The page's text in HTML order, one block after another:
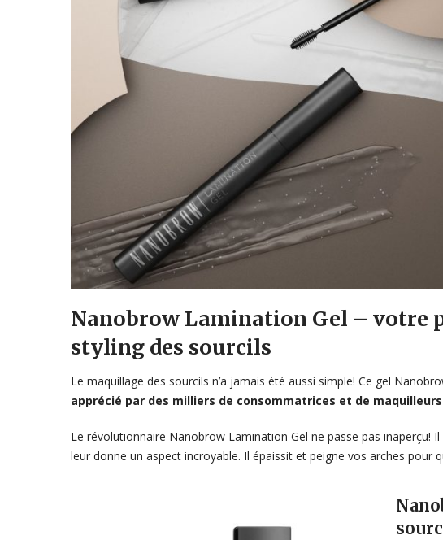
Nanobrow Lamination Gel – votre
styling des sourcils
Le maquillage des sourcils n’a jamais été aussi simple! Ce gel
apprécié par des milliers de consommatrices et de
Le révolutionnaire Nanobrow Lamination Gel ne passe pas inaperçu!
leur donne un aspect incroyable. Il épaissit et peigne vos arches pour